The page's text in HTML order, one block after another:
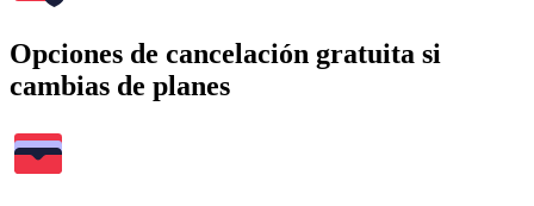
Opciones de cancelación gratuita si
cambias de planes